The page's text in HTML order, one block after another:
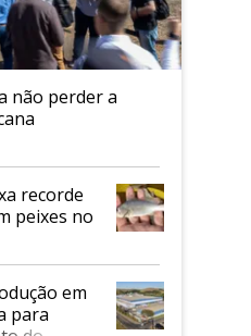
não perder a
recorde
peixes no
em
para